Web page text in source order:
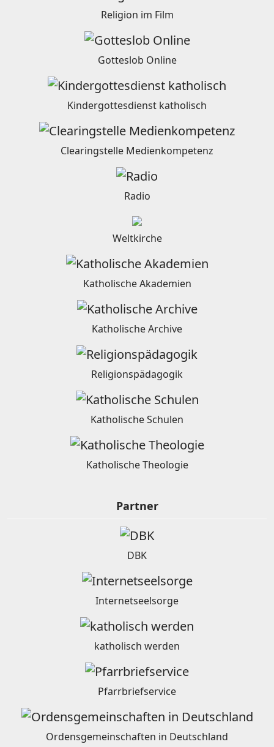
Religion im Film
Gotteslob Online
Kindergottesdienst katholisch
Clearingstelle Medienkompetenz
Radio
Weltkirche
Katholische Akademien
Katholische Archive
Religionspädagogik
Katholische Schulen
Katholische Theologie
Partner
DBK
Internetseelsorge
katholisch werden
Pfarrbriefservice
Ordensgemeinschaften in Deutschland